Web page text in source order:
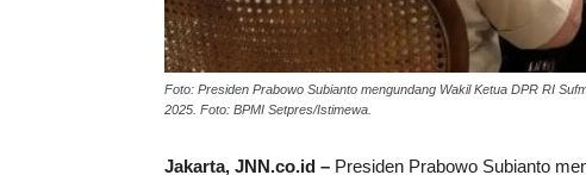
Foto: Presiden Prabowo Subianto mengundang Wakil Ketua DPR RI
2025. Foto: BPMI Setpres/Istimewa.
Jakarta, JNN.co.id – Presiden Prabowo Subianto